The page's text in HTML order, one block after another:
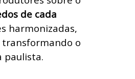
de cada
harmonizadas,
transformando o
paulista.